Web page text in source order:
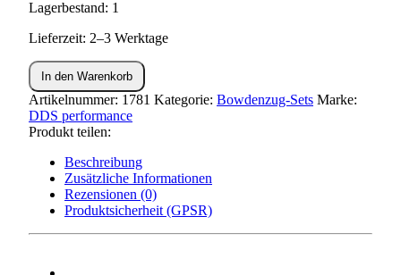
Lagerbestand: 1
Lieferzeit: 2–3 Werktage
Bowdenzug
Set
KR51/1
(Gewinde
außen)
In den Warenkorb
Artikelnummer: 1781 Kategorie: Bowdenzug-Sets Marke:
DDS performance
Produkt teilen:
Beschreibung
Zusätzliche Informationen
Rezensionen (0)
Produktsicherheit (GPSR)